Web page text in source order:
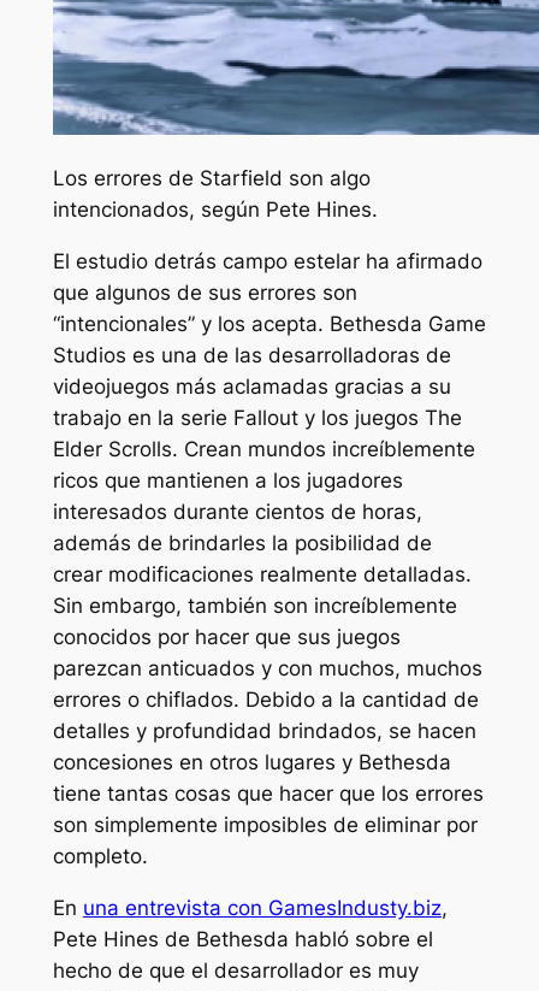
Los errores de Starfield son algo
intencionados, según Pete Hines.
El estudio detrás campo estelarha afirmado
que algunos de sus errores son
“intencionales” y los acepta. Bethesda Game
Studios es una de las desarrolladoras de
videojuegos más aclamadas gracias a su
trabajo en la serie Fallout y los juegos The
Elder Scrolls. Crean mundos increíblemente
ricos que mantienen a los jugadores
interesados ​​durante cientos de horas,
además de brindarles la posibilidad de
crear modificaciones realmente detalladas.
Sin embargo, también son increíblemente
conocidos por hacer que sus juegos
parezcan anticuados y con muchos, muchos
errores o chiflados. Debido a la cantidad de
detalles y profundidad brindados, se hacen
concesiones en otros lugares y Bethesda
tiene tantas cosas que hacer que los errores
son simplemente imposibles de eliminar por
completo.
En una entrevista con GamesIndusty.biz,
Pete Hines de Bethesda habló sobre el
hecho de que el desarrollador es muy